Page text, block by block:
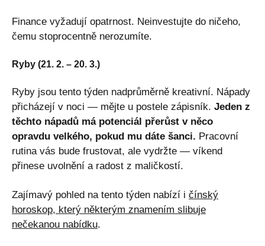
Finance vyžadují opatrnost. Neinvestujte do ničeho,
čemu stoprocentně nerozumíte.
Ryby (21. 2. – 20. 3.)
Ryby jsou tento týden nadprůměrně kreativní. Nápady
přicházejí v noci — mějte u postele zápisník. Jeden z
těchto nápadů má potenciál přerůst v něco
opravdu velkého, pokud mu dáte šanci. Pracovní
rutina vás bude frustovat, ale vydržte — víkend
přinese uvolnění a radost z maličkostí.
Zajímavý pohled na tento týden nabízí i čínský
horoskop, který některým znamením slibuje
nečekanou nabídku.